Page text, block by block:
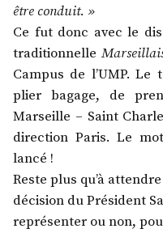
être conduit. »
Ce fut donc avec le
traditionnelle
Campus de l’UMP.
plier bagage, de
Marseille – Saint
direction Paris. Le
lancé !
Reste plus qu’à
décision du Président
représenter ou non,